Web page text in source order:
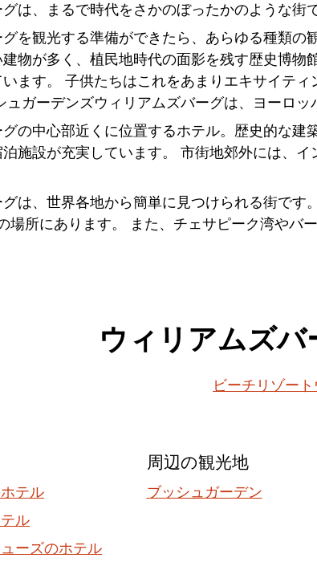
は、まるで時代をさかのぼったかのような街
を観光する準備ができたら、あらゆる種類
物が多く、植民地時代の面影を残す歴史博
います。 子供たちはこれをあまりエキサイテ
ュガーデンズウィリアムズバーグは、ヨーロ
の中心部近くに位置するホテル。歴史的な
施設が充実しています。 市街地郊外には、
は、世界各地から簡単に見つけられる街で
場所にあります。 また、チェサピーク湾やバ
ウィリアムズ
ビーチリゾート
テル
ル
ーズのホテル
周辺の観光地
ブッシュガーデン